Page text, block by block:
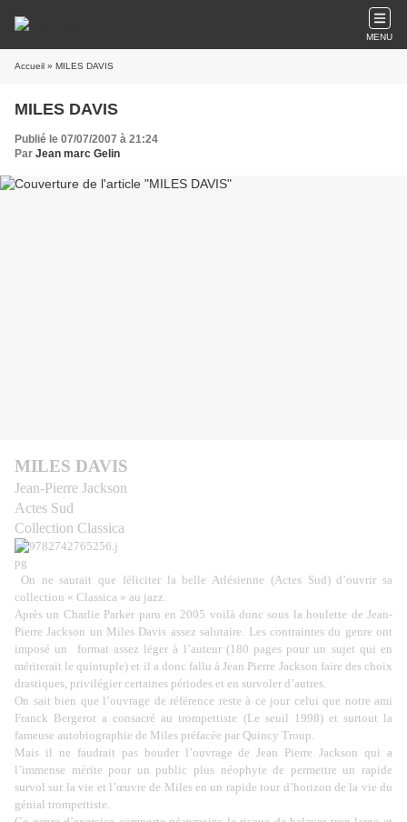
MENU
Accueil » MILES DAVIS
MILES DAVIS
Publié le 07/07/2007 à 21:24
Par Jean marc Gelin
MILES DAVIS
Jean-Pierre Jackson
Actes Sud
Collection Classica
On ne saurait que féliciter la belle Arlésienne (Actes Sud) d’ouvrir sa
collection « Classica » au jazz.
Après un Charlie Parker paru en 2005 voilà donc sous la houlette de Jean-
Pierre Jackson un Miles Davis assez salutaire. Les contraintes du genre ont
imposé un
format assez léger à l’auteur (180 pages pour un sujet qui en
mériterait le quintuple) et il a donc fallu à Jean Pierre Jackson faire des choix
drastiques, privilégier certaines périodes et en survoler d’autres.
On sait bien que l’ouvrage de référence reste à ce jour celui que notre ami
Franck Bergerot a consacré au trompettiste (Le seuil 1998) et surtout la
fameuse autobiographie de Miles préfacée par Quincy Troup.
Mais il ne faudrait pas bouder l’ouvrage de Jean Pierre Jackson qui a
l’immense mérite pour un public plus néophyte de permettre un rapide
survol sur la vie et l’œuvre de Miles en un rapide tour d’horizon de la vie du
génial trompettiste.